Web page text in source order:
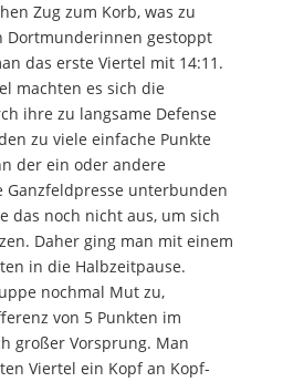
Zug zum Korb, was zu
Dortmunderinnen gestoppt
das erste Viertel mit 14:11.
machten es sich die
ihre zu langsame Defense
zu viele einfache Punkte
der ein oder andere
unterbunden
das noch nicht aus, um sich
Daher ging man mit einem
in die Halbzeitpause.
nochmal Mut zu,
von 5 Punkten im
großer Vorsprung. Man
Viertel ein Kopf an Kopf-